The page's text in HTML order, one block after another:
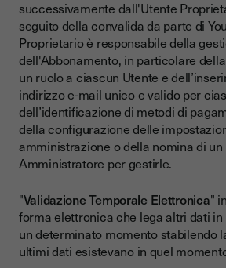
successivamente dall'Utente
seguito della convalida da parte di
Proprietario è responsabile della
dell'Abbonamento, in particolare
un ruolo a ciascun Utente e
indirizzo e-mail unico e valido per
dell’identificazione di metodi di
della configurazione delle
amministrazione o della nomina di un
Amministratore per gestirle.
"Validazione Temporale Elettronica"
forma elettronica che lega altri dati
un determinato momento stabilendo
ultimi dati esistevano in quel